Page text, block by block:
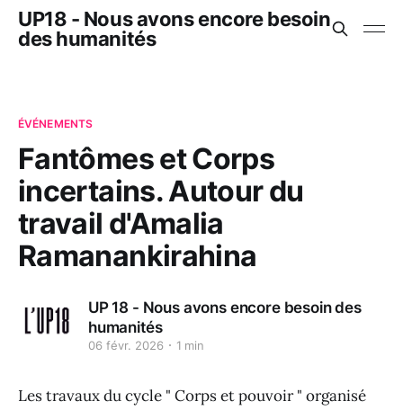
UP18 - Nous avons encore besoin
des humanités
ÉVÉNEMENTS
Fantômes et Corps
incertains. Autour du
travail d'Amalia
Ramanankirahina
UP 18 - Nous avons encore besoin des
humanités
06 févr. 2026 1 min
Les travaux du cycle " Corps et pouvoir " organisé